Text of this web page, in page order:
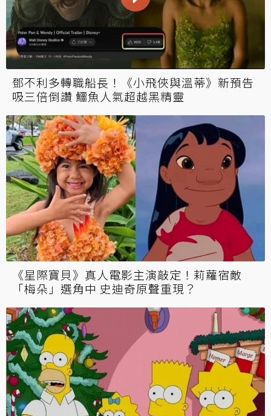
鄧不利多轉職船長！《小飛俠與溫蒂》新預告
吸三倍倒讚 鱷魚人氣超越黑精靈
《星際寶貝》真人電影主演敲定！莉蘿宿敵
「梅朵」選角中 史迪奇原聲重現？